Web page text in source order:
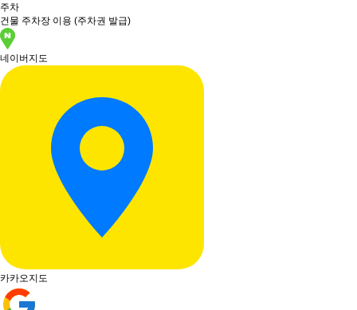
주차
건물 주차장 이용 (주차권 발급)
네이버지도
카카오지도